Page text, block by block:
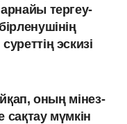
тергеу-
эскизі
оның мінез-
сақтау мүмкін